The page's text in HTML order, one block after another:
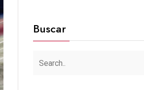
Buscar